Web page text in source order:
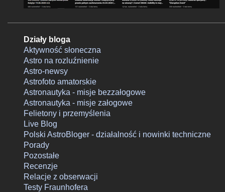
Działy bloga
Aktywność słoneczna
Astro na rozluźnienie
Astro-newsy
Astrofoto amatorskie
Astronautyka - misje bezzałogowe
Astronautyka - misje załogowe
Felietony i przemyślenia
Live Blog
Polski AstroBloger - działalność i nowinki techniczne
Porady
Pozostałe
Recenzje
Relacje z obserwacji
Testy Fraunhofera